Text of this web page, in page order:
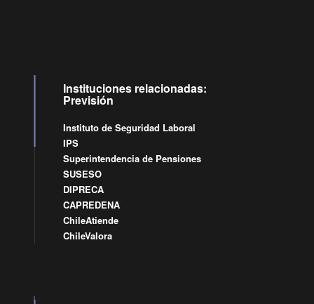
Instituciones relacionadas:
Previsión
Instituto de Seguridad Laboral
IPS
Superintendencia de Pensiones
SUSESO
DIPRECA
CAPREDENA
ChileAtiende
ChileValora